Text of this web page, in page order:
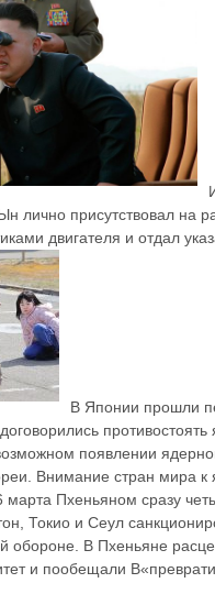
лично присутствовал на
двигателя и отдал
В Японии прошли
появлении
Внимание стран мира
марта Пхеньяном сразу
Токио и Сеул
обороне. В Пхеньяне
и пообещали